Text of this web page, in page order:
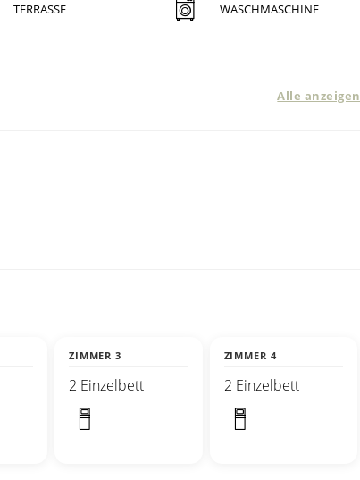
TERRASSE WASCHMASCHINE
Alle anzeigen
ZIMMER 3
2 Einzelbett
ZIMMER 4
2 Einzelbett